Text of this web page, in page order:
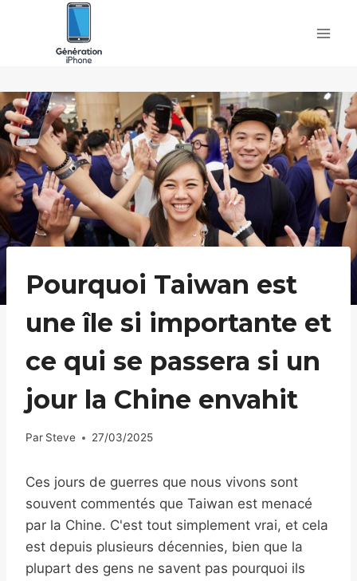
Pourquoi Taiwan est
une île si importante et
ce qui se passera si un
jour la Chine envahit
Par Steve 27/03/2025
Ces jours de guerres que nous vivons sont
souvent commentés que Taiwan est menacé
par la Chine. C'est tout simplement vrai, et cela
est depuis plusieurs décennies, bien que la
plupart des gens ne savent pas pourquoi ils